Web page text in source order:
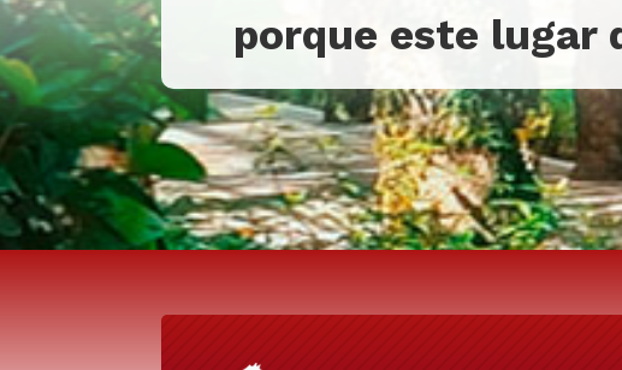
porque este lugar